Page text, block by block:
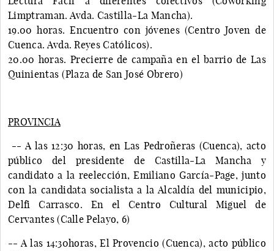
Limptraman. Avda. Castilla-La Mancha).
19.00 horas. Encuentro con jóvenes (Centro Joven de
Cuenca. Avda. Reyes Católicos).
20.00 horas. Precierre de campaña en el barrio de Las
Quinientas (Plaza de San José Obrero)
PROVINCIA
-- A las 12:30 horas, en Las Pedroñeras (Cuenca), acto
público del presidente de Castilla-La Mancha y
candidato a la reelección, Emiliano García-Page, junto
con la candidata socialista a la Alcaldía del municipio,
Delfi Carrasco. En el Centro Cultural Miguel de
Cervantes (Calle Pelayo, 6)
-- A las 14:30horas, El Provencio (Cuenca), acto público